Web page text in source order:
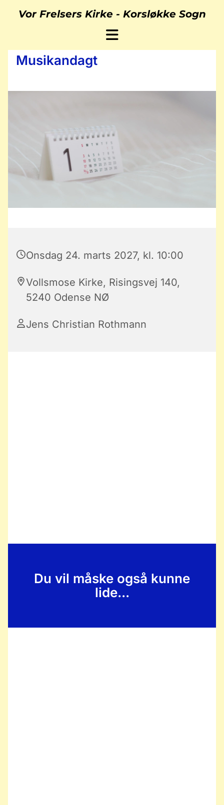
Vor Frelsers Kirke - Korsløkke Sogn
Musikandagt
Onsdag 24. marts 2027, kl. 10:00
Vollsmose Kirke, Risingsvej 140,
5240 Odense NØ
Jens Christian Rothmann
Du vil måske også kunne
lide...